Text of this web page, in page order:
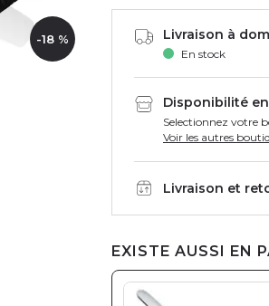
-18 % Livraison à
En stock
Disponibilité
Selectionnez votre
Voir les autres
Livraison et
EXISTE AUSSI EN